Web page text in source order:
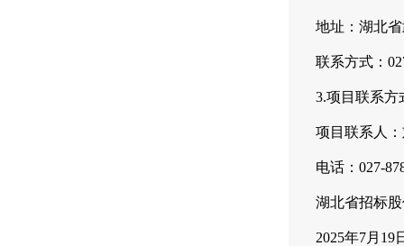
地址：湖北
联系方式：
3.项目联系方
项目联系人
电话：027-
湖北省招标
2025年7月19